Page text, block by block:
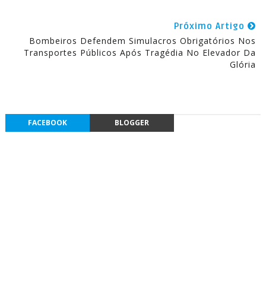
Próximo Artigo
Bombeiros Defendem Simulacros Obrigatórios Nos
Transportes Públicos Após Tragédia No Elevador Da
Glória
FACEBOOK BLOGGER